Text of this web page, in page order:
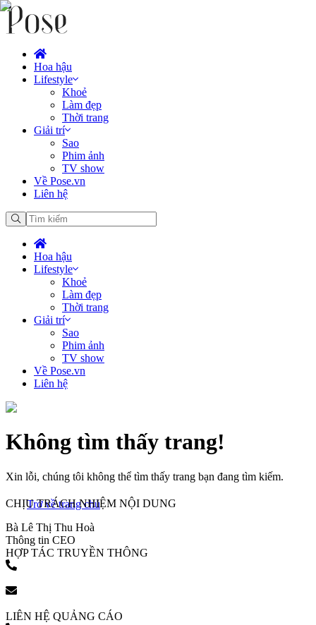
Hoa hậu
Lifestyle
Khoẻ
Làm đẹp
Thời trang
Giải trí
Sao
Phim ảnh
TV show
Về Pose.vn
Liên hệ
Hoa hậu
Lifestyle
Khoẻ
Làm đẹp
Thời trang
Giải trí
Sao
Phim ảnh
TV show
Về Pose.vn
Liên hệ
Không tìm thấy trang!
Xin lỗi, chúng tôi không thể tìm thấy trang bạn đang tìm kiếm.
Trở về trang chủ
CHỊU TRÁCH NHIỆM NỘI DUNG
Bà Lê Thị Thu Hoà
Thông tin CEO
HỢP TÁC TRUYỀN THÔNG
LIÊN HỆ QUẢNG CÁO